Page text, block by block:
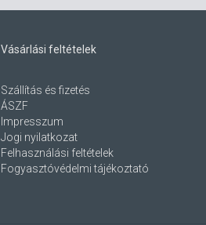
Vásárlási feltételek
Szállítás és fizetés
ÁSZF
Impresszum
Jogi nyilatkozat
Felhasználási feltételek
Fogyasztóvédelmi tájékoztató